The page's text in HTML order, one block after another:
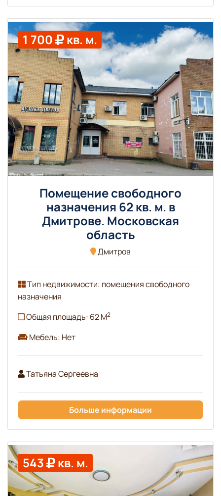
1 700 кв. м.
Помещение свободного
назначения 62 кв. м. в
Дмитрове. Московская
область
Дмитров
Тип недвижимости: помещения свободного
назначения
Общая площадь: 62 М2
Мебель: Нет
Татьяна Сергеевна
Больше информации
543 кв. м.